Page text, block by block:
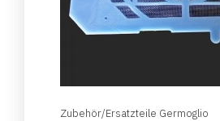
Zubehör/Ersatzteile Germoglio